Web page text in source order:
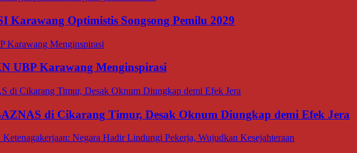
Karawang Optimistis Songsong Pemilu 2029
UBP Karawang Menginspirasi
di Cikarang Timur, Desak Oknum Diungkap demi Efek Jera